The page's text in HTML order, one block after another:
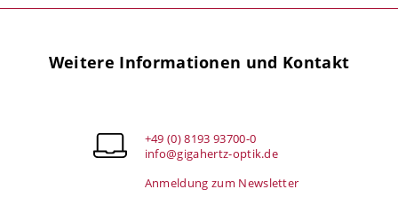
Weitere Informationen und Kontakt
+49 (0) 8193 93700-0
info@gigahertz-optik.de
Anmeldung zum Newsletter